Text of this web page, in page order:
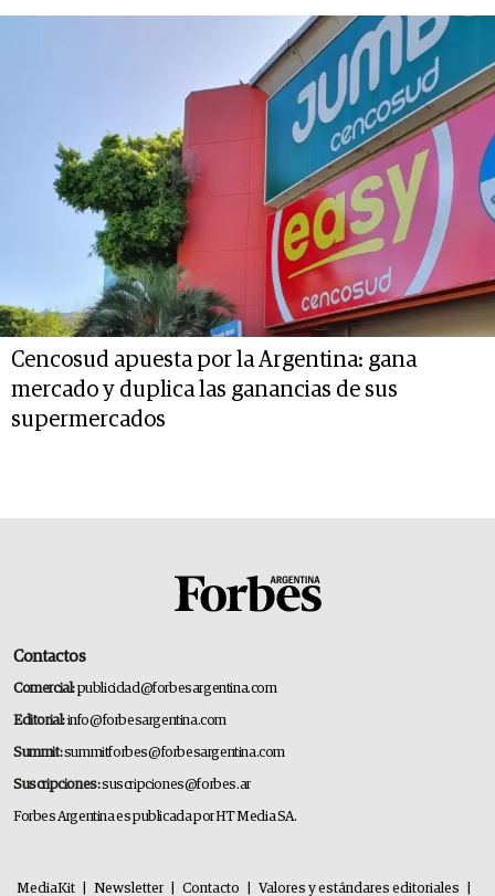
Cencosud apuesta por la Argentina: gana
mercado y duplica las ganancias de sus
supermercados
Contactos
Comercial:publicidad@forbesargentina.com
Editorial:info@forbesargentina.com
Summit:summitforbes@forbesargentina.com
Suscripciones:suscripciones@forbes.ar
Forbes Argentina es publicada por HT Media SA.
MediaKit Newsletter Contacto Valores y estándares editoriales